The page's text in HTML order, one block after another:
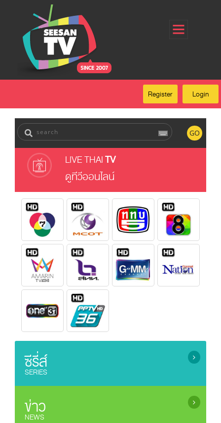
Register
Login
Forgot Password
FAQ
Login
Register
GO
LIVE THAITV
ดูทีวีออนไลน์
ซีรี่ส์
SERIES
ซีรี่ย์เกาหลี (เสียงไทย) / Korean Series
ซีรี่ย์ยูริ (ซีรี่ย์หญิงรักหญิง) / Lesbian Serie
ซีรี่ย์จีน (ซับไทย) / Chinese Series (sub Thai)
ข่าว
NEWS